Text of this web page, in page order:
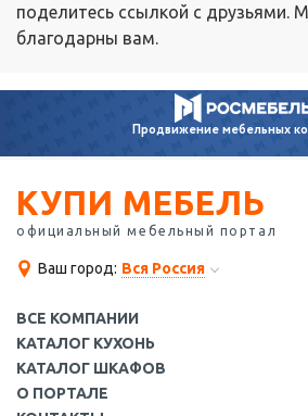
поделитесь ссылкой с друзьями.
благодарны вам.
Продвижениемебельных
КУПИ МЕБЕЛЬ
официальный мебельный портал
Ваш город: Вся Россия
ВСЕ КОМПАНИИ
КАТАЛОГ КУХОНЬ
КАТАЛОГ ШКАФОВ
О ПОРТАЛЕ